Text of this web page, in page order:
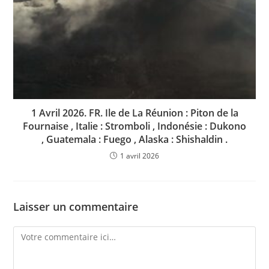
1 Avril 2026. FR. Ile de La Réunion : Piton de la
Fournaise , Italie : Stromboli , Indonésie : Dukono
, Guatemala : Fuego , Alaska : Shishaldin .
1 avril 2026
Laisser un commentaire
Comment